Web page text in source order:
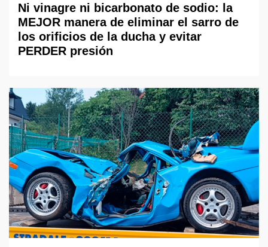
Ni vinagre ni bicarbonato de sodio: la
MEJOR manera de eliminar el sarro de
los orificios de la ducha y evitar
PERDER presión